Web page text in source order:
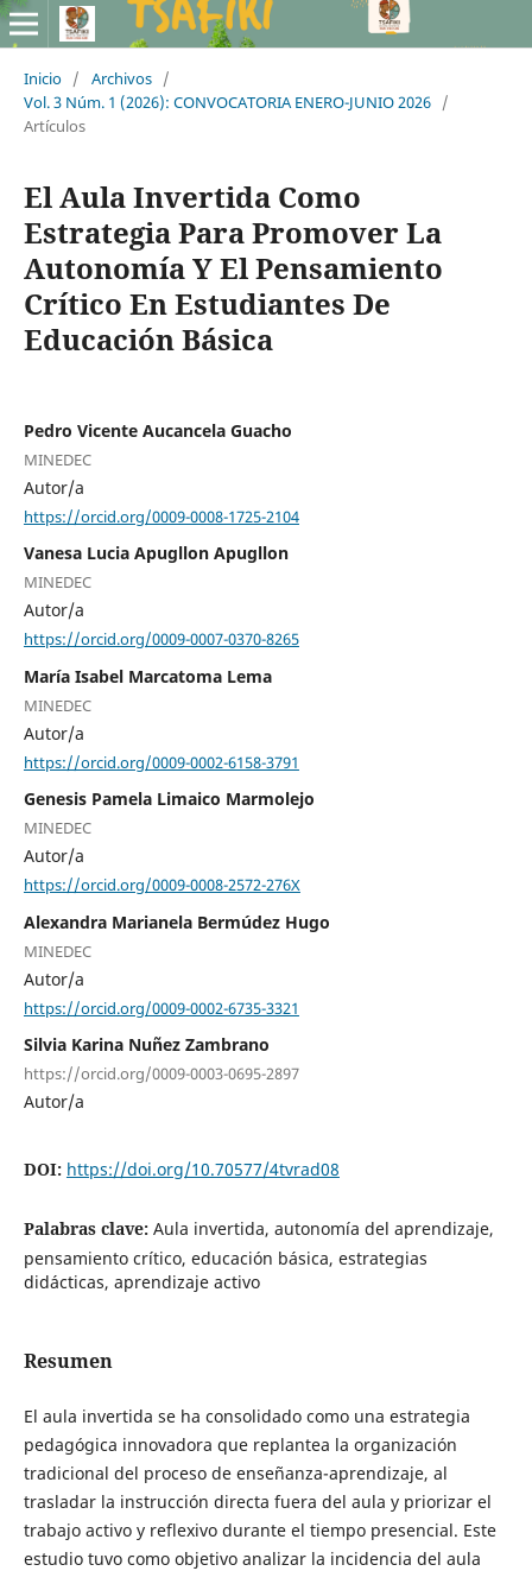
Inicio / Archivos /
Vol. 3 Núm. 1 (2026): CONVOCATORIA ENERO-JUNIO 2026 /
Artículos
El Aula Invertida Como
Estrategia Para Promover La
Autonomía Y El Pensamiento
Crítico En Estudiantes De
Educación Básica
Pedro Vicente Aucancela Guacho
MINEDEC
Autor/a
https://orcid.org/0009-0008-1725-2104
Vanesa Lucia Apugllon Apugllon
MINEDEC
Autor/a
https://orcid.org/0009-0007-0370-8265
María Isabel Marcatoma Lema
MINEDEC
Autor/a
https://orcid.org/0009-0002-6158-3791
Genesis Pamela Limaico Marmolejo
MINEDEC
Autor/a
https://orcid.org/0009-0008-2572-276X
Alexandra Marianela Bermúdez Hugo
MINEDEC
Autor/a
https://orcid.org/0009-0002-6735-3321
Silvia Karina Nuñez Zambrano
https://orcid.org/0009-0003-0695-2897
Autor/a
DOI: https://doi.org/10.70577/4tvrad08
Palabras clave: Aula invertida, autonomía del aprendizaje,
pensamiento crítico, educación básica, estrategias
didácticas, aprendizaje activo
Resumen
El aula invertida se ha consolidado como una estrategia
pedagógica innovadora que replantea la organización
tradicional del proceso de enseñanza-aprendizaje, al
trasladar la instrucción directa fuera del aula y priorizar el
trabajo activo y reflexivo durante el tiempo presencial. Este
estudio tuvo como objetivo analizar la incidencia del aula